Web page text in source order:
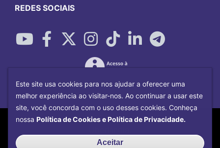
REDES SOCIAIS
Copyright©2026Universidade Federal
Centro de Tecnologia da
Este site usa cookies para nos ajudar a oferecer uma
melhor experiência ao visitar-nos. Ao continuar a usar este
site, você concorda com o uso desses cookies. Conheça
nossa Política de Cookies e Política de Privacidade.
Aceitar